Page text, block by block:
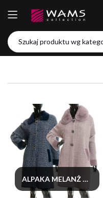
ALPAKA MELANŻ Z KOŁNIERZEM